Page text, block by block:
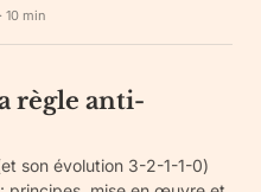
· 10 min
règle anti-
son évolution 3-2-1-1-0)